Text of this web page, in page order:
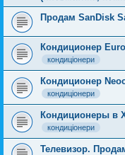
Продам SanDisk
Кондиционер
кондиціонери
Кондиционер
кондиціонери
Кондиционеры в
кондиціонери
Телевизор.